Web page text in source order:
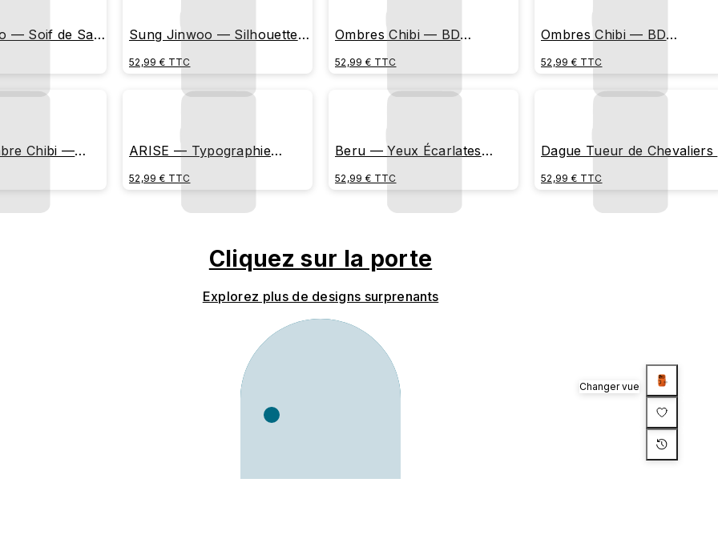
— Soif de Sang
Sung Jinwoo — Silhouette
52,99 € TTC
Ombres Chibi — BD
Scarabée)
52,99 € TTC
Ombres Chibi — BD
Matinale)
52,99 € TTC
Chibi —
ARISE — Typographie
52,99 € TTC
Beru — Yeux Écarlates
52,99 € TTC
Dague Tueur de
52,99 € TTC
Cliquez sur la porte
Explorez plus de designs surprenants
Changer vue